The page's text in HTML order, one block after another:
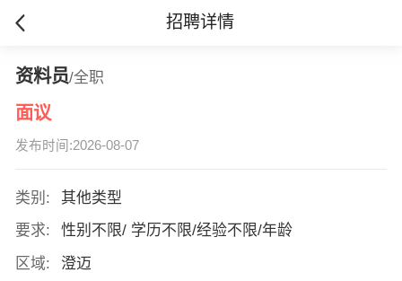
招聘详情
资料员/全职
面议
发布时间:2026-08-07
类别:
其他类型
要求:
性别不限/ 学历不限/经验不限/年龄
区域:
澄迈